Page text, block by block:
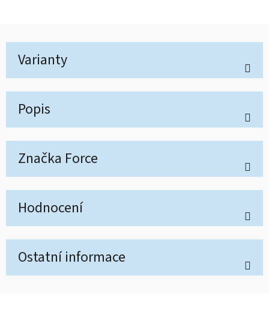
Varianty
Popis
Značka Force
Hodnocení
Ostatní informace